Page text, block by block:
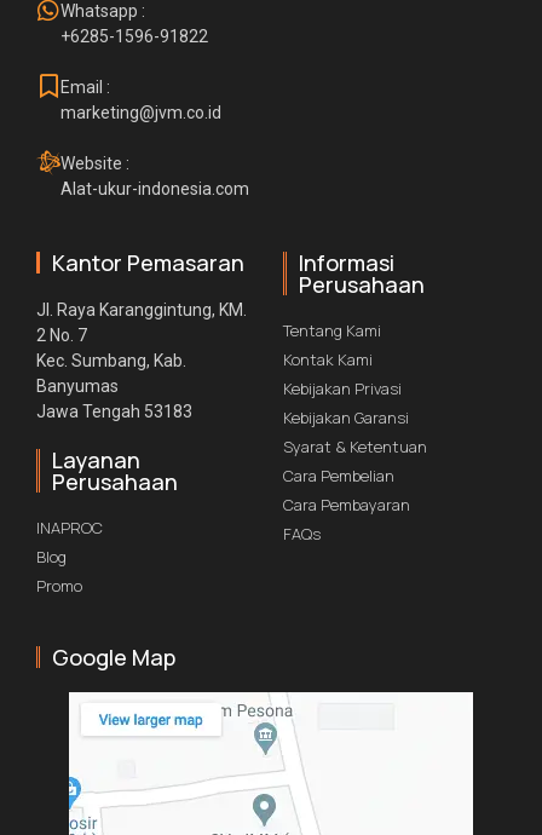
Whatsapp :
+6285-1596-91822
Email :
marketing@jvm.co.id
Website :
Alat-ukur-indonesia.com
Kantor Pemasaran
Jl. Raya Karanggintung, KM.
2 No. 7
Kec. Sumbang, Kab.
Banyumas
Jawa Tengah 53183
Layanan
Perusahaan
INAPROC
Blog
Promo
Informasi
Perusahaan
Tentang Kami
Kontak Kami
Kebijakan Privasi
Kebijakan Garansi
Syarat & Ketentuan
Cara Pembelian
Cara Pembayaran
FAQs
Google Map